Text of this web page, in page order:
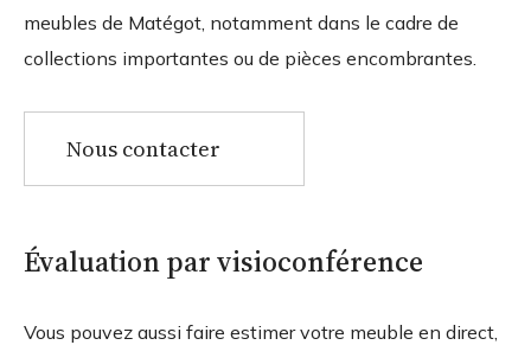
meubles de Matégot, notamment dans le cadre de
collections importantes ou de pièces encombrantes.
Nous contacter
Évaluation par visioconférence
Vous pouvez aussi faire estimer votre meuble en direct,